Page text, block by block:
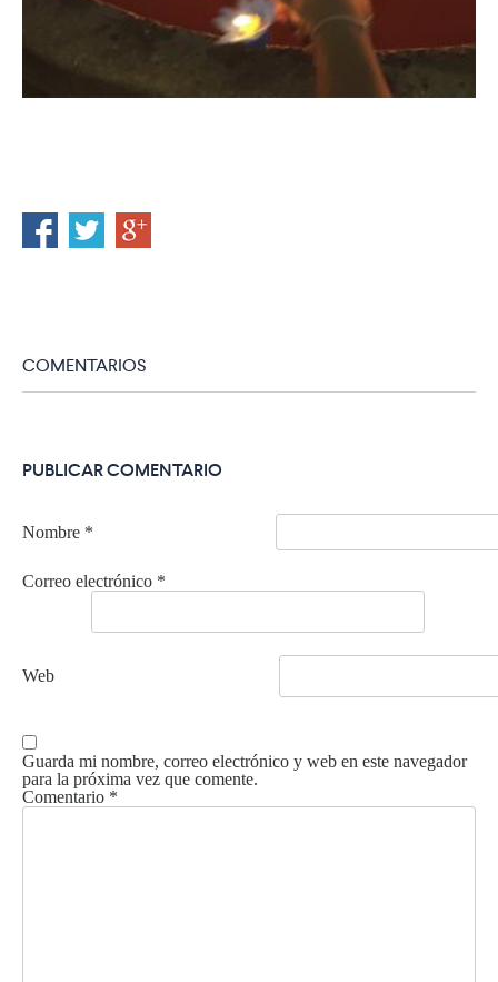
COMENTARIOS
PUBLICAR COMENTARIO
Nombre *
Correo electrónico *
Web
Guarda mi nombre, correo electrónico y web en este navegador
para la próxima vez que comente.
Comentario *